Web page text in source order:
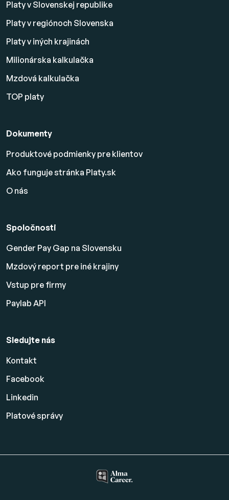
Platy v Slovenskej republike
Platy v regiónoch Slovenska
Platy v iných krajinách
Milionárska kalkulačka
Mzdová kalkulačka
TOP platy
Dokumenty
Produktové podmienky pre klientov
Ako funguje stránka Platy.sk
O nás
Spoločnosti
Gender Pay Gap na Slovensku
Mzdový report pre iné krajiny
Vstup pre firmy
Paylab API
Sledujte nás
Kontakt
Facebook
Linkedin
Platovésprávy